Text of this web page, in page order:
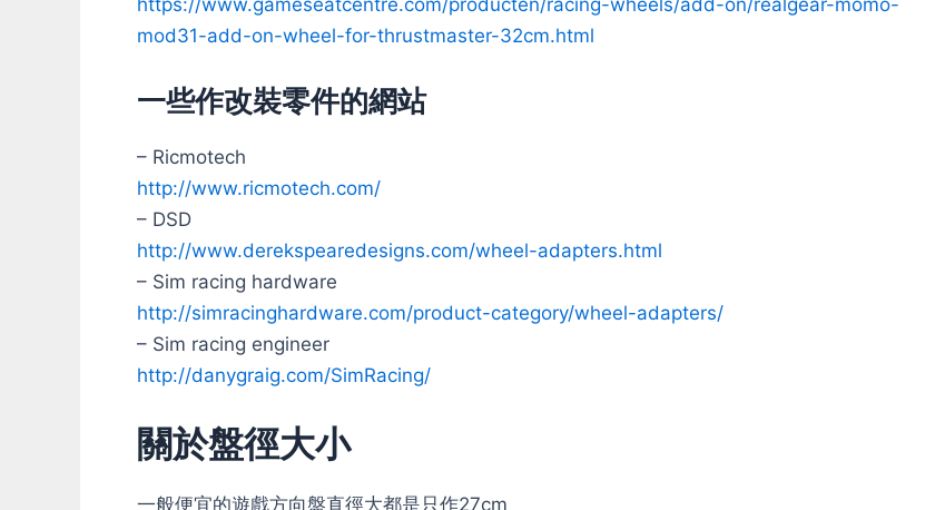
https://www.gameseatcentre.com/producten/racing-wheels/add-on/realgear-momo-
mod31-add-on-wheel-for-thrustmaster-32cm.html
一些作改裝零件的網站
– Ricmotech
http://www.ricmotech.com/
– DSD
http://www.derekspearedesigns.com/wheel-adapters.html
– Sim racing hardware
http://simracinghardware.com/product-category/wheel-adapters/
– Sim racing engineer
http://danygraig.com/SimRacing/
關於盤徑大小
一般便宜的遊戲方向盤直徑大都是只作27cm